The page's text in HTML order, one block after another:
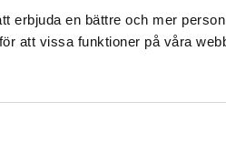
erbjuda en bättre och mer
att vissa funktioner på våra
8×18 m, inkl